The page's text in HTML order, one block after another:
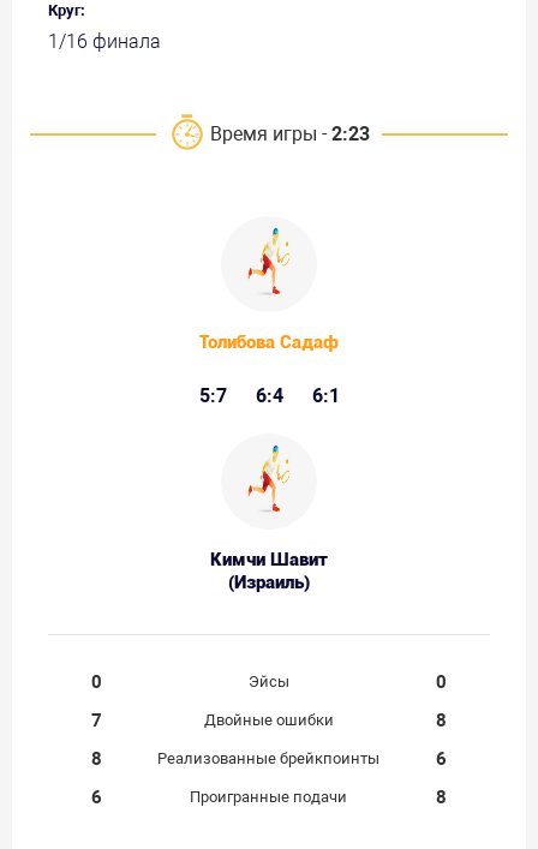
Круг:
1/16 финала
Время игры - 2:23
Толибова Садаф
5:7 6:4 6:1
Кимчи Шавит
(Израиль)
0 Эйсы
0
7
Двойные ошибки
8
8
Реализованные брейкпоинты
6
6
Проигранные подачи 8